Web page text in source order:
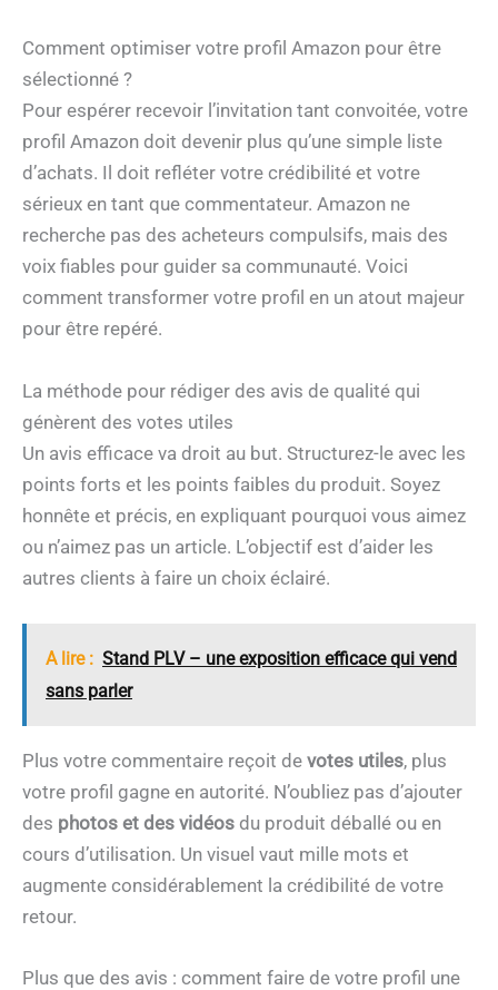
Comment optimiser votre profil Amazon pour être
sélectionné ?
Pour espérer recevoir l’invitation tant convoitée, votre
profil Amazon doit devenir plus qu’une simple liste
d’achats. Il doit refléter votre crédibilité et votre
sérieux en tant que commentateur. Amazon ne
recherche pas des acheteurs compulsifs, mais des
voix fiables pour guider sa communauté. Voici
comment transformer votre profil en un atout majeur
pour être repéré.
La méthode pour rédiger des avis de qualité qui
génèrent des votes utiles
Un avis efficace va droit au but. Structurez-le avec les
points forts et les points faibles du produit. Soyez
honnête et précis, en expliquant pourquoi vous aimez
ou n’aimez pas un article. L’objectif est d’aider les
autres clients à faire un choix éclairé.
A lire : Stand PLV – une exposition efficace qui vend
sans parler
Plus votre commentaire reçoit de votes utiles, plus
votre profil gagne en autorité. N’oubliez pas d’ajouter
des photos et des vidéos du produit déballé ou en
cours d’utilisation. Un visuel vaut mille mots et
augmente considérablement la crédibilité de votre
retour.
Plus que des avis : comment faire de votre profil une